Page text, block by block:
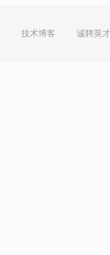
技术博客 诚聘英才